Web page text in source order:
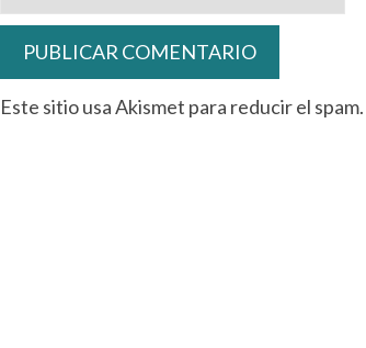
Este sitio usa Akismet para reducir el spam.